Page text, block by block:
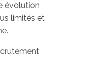
évolution
limités et